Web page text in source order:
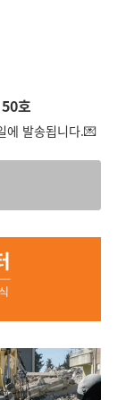
호
에 발송됩니다.💌